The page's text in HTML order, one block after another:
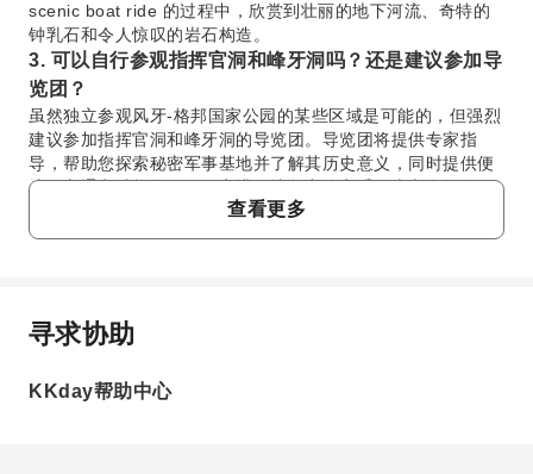
scenic boat ride 的过程中，欣赏到壮丽的地下河流、奇特的
钟乳石和令人惊叹的岩石构造。
3. 可以自行参观指挥官洞和峰牙洞吗？还是建议参加导
览团？
虽然独立参观风牙-格邦国家公园的某些区域是可能的，但强烈
建议参加指挥官洞和峰牙洞的导览团。导览团将提供专家指
导，帮助您探索秘密军事基地并了解其历史意义，同时提供便
捷的交通和结构化的行程安排，让您充分享受历史和自然的奇
4. 作为一日游的一部分，如何方便地前往指挥官洞和峰
往返。这样您就可以轻松放松，全身心地沉浸在历史探索和自
5. 指挥官洞的探索提供了哪些历史见解和沉浸式体验？
查看更多
常问问题
1. 参观峰牙洞和指挥官洞有哪些独特之处？
寻求协助
KKday帮助中心